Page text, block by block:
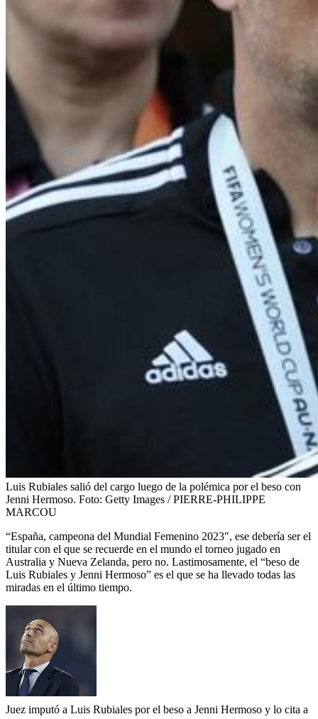
Luis Rubiales salió del cargo luego de la polémica por el beso con
Jenni Hermoso. Foto: Getty Images / PIERRE-PHILIPPE
MARCOU
“España, campeona del Mundial Femenino 2023″, ese debería ser el
titular con el que se recuerde en el mundo el torneo jugado en
Australia y Nueva Zelanda, pero no. Lastimosamente, el “beso de
Luis Rubiales y Jenni Hermoso” es el que se ha llevado todas las
miradas en el último tiempo.
Juez imputó a Luis Rubiales por el beso a Jenni Hermoso y lo cita a